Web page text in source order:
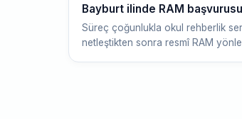
Bayburt ilinde RAM
Süreç çoğunlukla okul rehberlik
netleştikten sonra resmî RAM